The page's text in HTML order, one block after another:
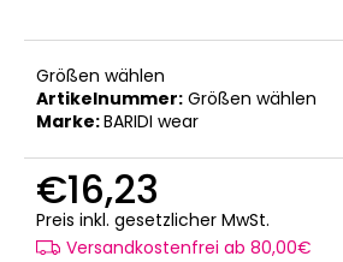
Größen wählen
Artikelnummer: Größen wählen
Marke:BARIDI wear
€16,23
Preis inkl. gesetzlicher MwSt.
Versandkostenfrei ab 80,00€